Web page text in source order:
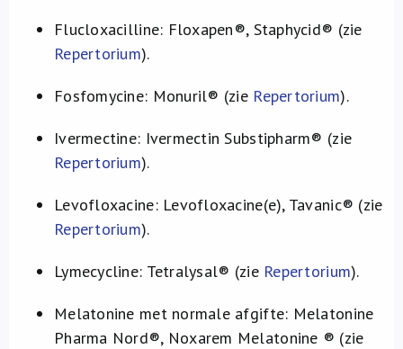
Flucloxacilline: Floxapen®, Staphycid® (zie
Repertorium).
Fosfomycine: Monuril® (zie Repertorium).
Ivermectine: Ivermectin Substipharm® (zie
Repertorium).
Levofloxacine: Levofloxacine(e), Tavanic® (zie
Repertorium).
Lymecycline: Tetralysal® (zie Repertorium).
Melatonine met normale afgifte: Melatonine
Pharma Nord®, Noxarem Melatonine ® (zie